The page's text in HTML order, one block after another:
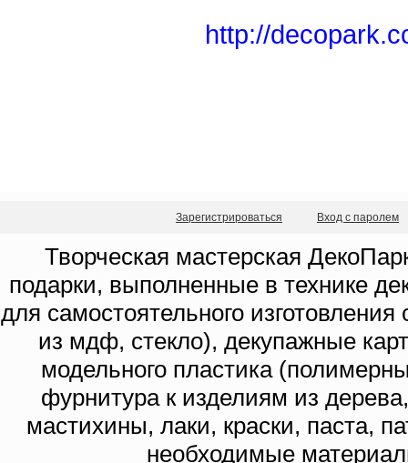
http://
Зарегистрироваться Вход с паролем
Творческая мастерская
подарки, выполненные в технике
для самостоятельного
из мдф, стекло), декупажные
модельного пластика
фурнитура к изделиям из
мастихины, лаки, краски, паста,
необходимые